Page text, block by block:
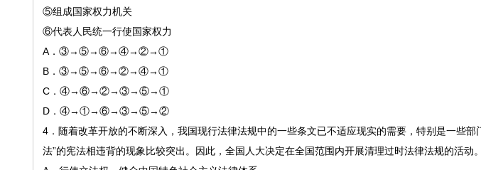
⑤组成国家权力机关
⑥代表人民统一行使国家权力
A．③→⑤→⑥→④→②→①
B．③→⑤→⑥→②→④→①
C．④→⑥→②→③→⑤→①
D．④→①→⑥→③→⑤→②
4．随着改革开放的不断深入，我国现行法律法规中的一些条文已不适应现实的需要，特别是一些
法”的宪法相违背的现象比较突出。因此，全国人大决定在全国范围内开展清理过时法律法规的